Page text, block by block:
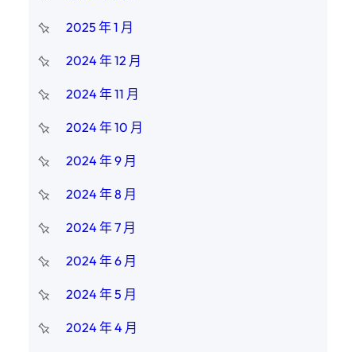
2025 年 1 月
2024 年 12 月
2024 年 11 月
2024 年 10 月
2024 年 9 月
2024 年 8 月
2024 年 7 月
2024 年 6 月
2024 年 5 月
2024 年 4 月